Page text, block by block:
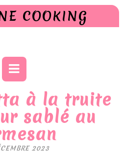
COOKING
à la truite
sablé au
2023